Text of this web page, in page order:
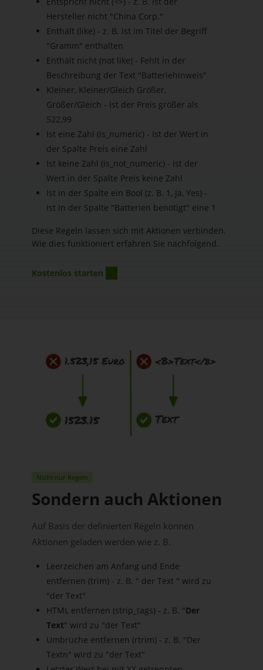
Hersteller nicht "China Corp."
Enthält (like) - z. B. ist im Titel der Begriff
"Gramm" enthalten
Enthält nicht (not like) - Fehlt in der
Beschreibung der Text "Batteriehinweis"
Kleiner, Kleiner/Gleich Größer,
Größer/Gleich - Ist der Preis größer als
522,99
Ist eine Zahl (is_numeric) - Ist der Wert in
der Spalte Preis eine Zahl
Ist keine Zahl (is_not_numeric) - Ist der
Wert in der Spalte Preis keine Zahl
Ist in der Spalte ein Bool (z. B. 1, Ja, Yes) -
Ist in der Spalte "Batterien benötigt" eine 1
Diese Regeln lassen sich mit Aktionen verbinden.
Wie dies funktioniert erfahren Sie nachfolgend.
Kostenlos starten
Nicht nur Regeln
Sondern auch Aktionen
Auf Basis der definierten Regeln können
Aktionen geladen werden wie z. B.
Leerzeichen am Anfang und Ende
entfernen (trim) - z. B. " der Text " wird zu
"der Text"
HTML entfernen (strip_tags) - z. B. "Der
Text" wird zu "der Text"
Umbrüche entfernen (rtrim) - z. B. "Der
Textn" wird zu "der Text"